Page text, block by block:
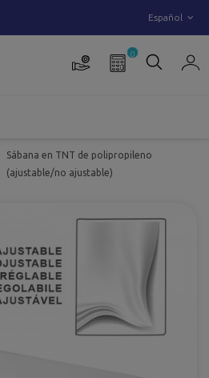
Español
0
Sábana en TNT de polipropileno
(ajustable/no ajustable)